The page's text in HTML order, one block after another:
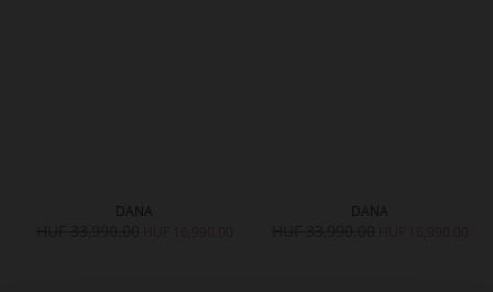
DANA DANA